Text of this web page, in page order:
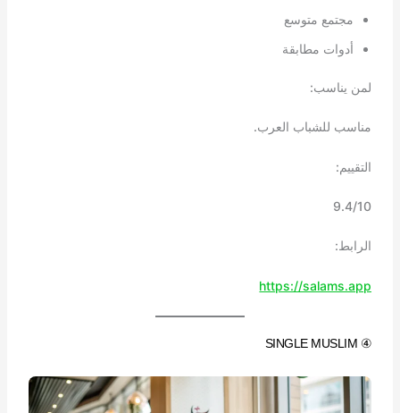
مجتمع متوسع
أدوات مطابقة
لمن يناسب:
مناسب للشباب العرب.
التقييم:
9.4/10
الرابط:
https://salams.app
④ SINGLE MUSLIM